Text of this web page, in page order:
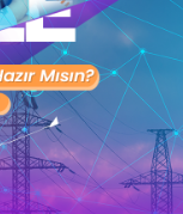
Şirketi Özel İstihdam Bürosu
bulunmak üzere, Türkiye İş
1251 nolu belge ile faaliyet
uyarınca iş arayanlardan
iş Kurumu İstanbul Çalışma